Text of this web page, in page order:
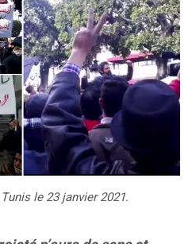
le 23 janvier 2021.